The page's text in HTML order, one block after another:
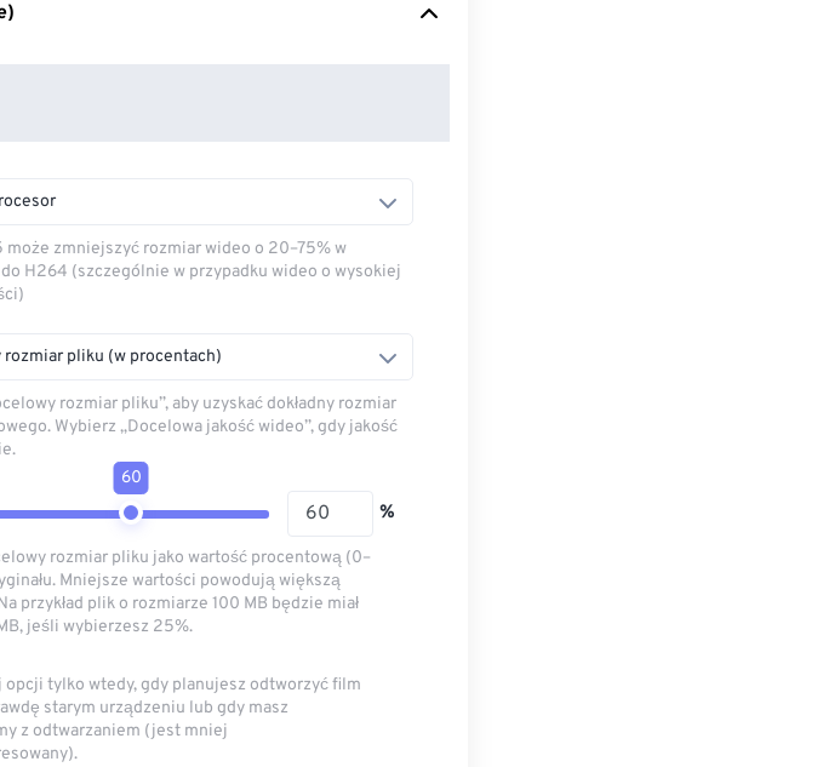
może zmniejszyć rozmiar wideo o 20–75% w
H264 (szczególnie w przypadku wideo o wysokiej
rozmiar pliku (w procentach)
rozmiar pliku”, aby uzyskać dokładny rozmiar
Wybierz „Docelowa jakość wideo”, gdy jakość
60
%
rozmiar pliku jako wartość procentową (0–
Mniejsze wartości powodują większą
przykład plik o rozmiarze 100 MB będzie miał
jeśli wybierzesz 25%.
opcji tylko wtedy, gdy planujesz odtworzyć film
starym urządzeniu lub gdy masz
z odtwarzaniem (jest mniej